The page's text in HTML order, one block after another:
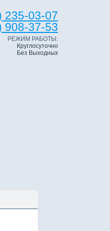
235-03-07
908-37-53
РЕЖИМ РАБОТЫ:
Круглосуточно
Без Выходных